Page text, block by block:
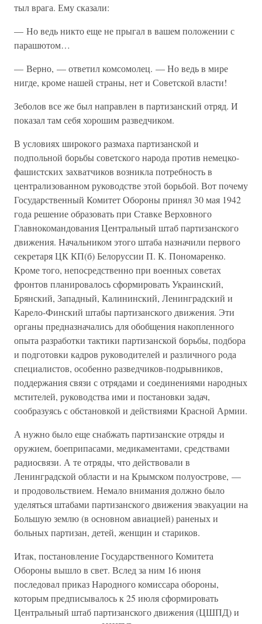
тыл врага. Ему сказали:
— Но ведь никто еще не прыгал в вашем положении с
парашютом…
— Верно, — ответил комсомолец. — Но ведь в мире
нигде, кроме нашей страны, нет и Советской власти!
Зеболов все же был направлен в партизанский отряд. И
показал там себя хорошим разведчиком.
В условиях широкого размаха партизанской и
подпольной борьбы советского народа против немецко-
фашистских захватчиков возникла потребность в
централизованном руководстве этой борьбой. Вот почему
Государственный Комитет Обороны принял 30 мая 1942
года решение образовать при Ставке Верховного
Главнокомандования Центральный штаб партизанского
движения. Начальником этого штаба назначили первого
секретаря ЦК КП(б) Белоруссии П. К. Пономаренко.
Кроме того, непосредственно при военных советах
фронтов планировалось сформировать Украинский,
Брянский, Западный, Калининский, Ленинградский и
Карело-Финский штабы партизанского движения. Эти
органы предназначались для обобщения накопленного
опыта разработки тактики партизанской борьбы, подбора
и подготовки кадров руководителей и различного рода
специалистов, особенно разведчиков-подрывников,
поддержания связи с отрядами и соединениями народных
мстителей, руководства ими и постановки задач,
сообразуясь с обстановкой и действиями Красной Армии.
А нужно было еще снабжать партизанские отряды и
оружием, боеприпасами, медикаментами, средствами
радиосвязи. А те отряды, что действовали в
Ленинградской области и на Крымском полуострове, —
и продовольствием. Немало внимания должно было
уделяться штабами партизанского движения эвакуации на
Большую землю (в основном авиацией) раненых и
больных партизан, детей, женщин и стариков.
Итак, постановление Государственного Комитета
Обороны вышло в свет. Вслед за ним 16 июня
последовал приказ Народного комиссара обороны,
которым предписывалось к 25 июля сформировать
Центральный штаб партизанского движения (ЦШПД) и